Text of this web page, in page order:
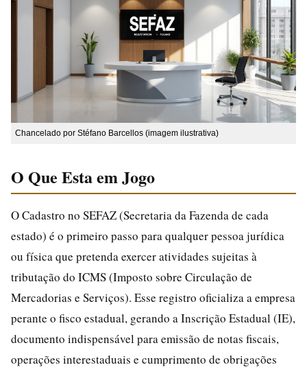
Chancelado por Stéfano Barcellos (imagem ilustrativa)
O Que Esta em Jogo
O Cadastro no SEFAZ (Secretaria da Fazenda de cada
estado) é o primeiro passo para qualquer pessoa jurídica
ou física que pretenda exercer atividades sujeitas à
tributação do ICMS (Imposto sobre Circulação de
Mercadorias e Serviços). Esse registro oficializa a empresa
perante o fisco estadual, gerando a Inscrição Estadual (IE),
documento indispensável para emissão de notas fiscais,
operações interestaduais e cumprimento de obrigações